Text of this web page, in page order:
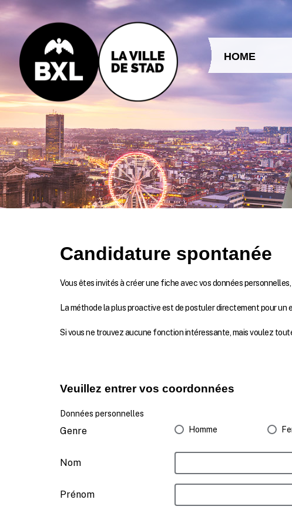
Aller au contenu
HOME
Candidature spontanée
Vous êtes invités à créer une fiche avec vos données
La méthode la plus proactive est de postuler directement pour
Si vous ne trouvez aucune fonction intéressante, mais voulez
Veuillez entrer vos coordonnées
Données personnelles
Genre Homme
Nom
Prénom